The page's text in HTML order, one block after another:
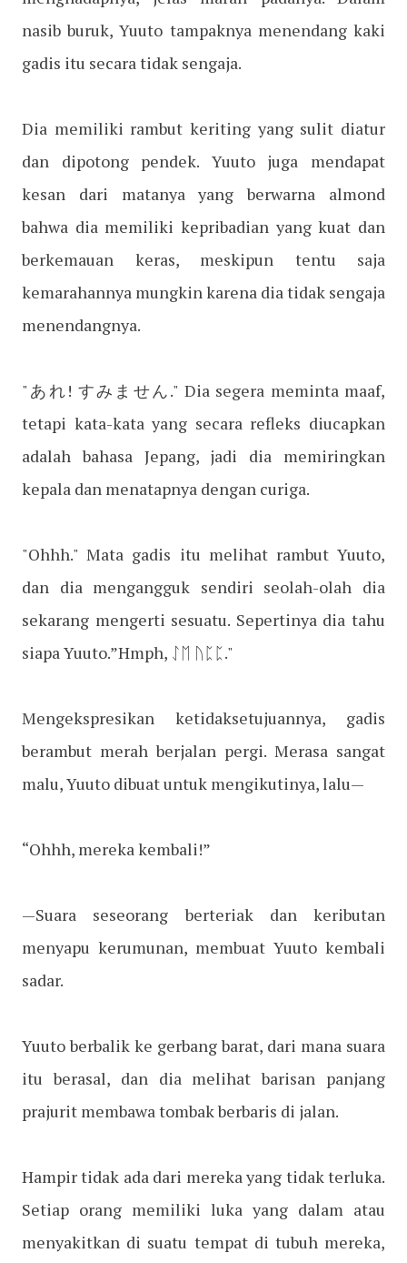
nasib buruk, Yuuto tampaknya menendang kaki
gadis itu secara tidak sengaja.
Dia memiliki rambut keriting yang sulit diatur
dan dipotong pendek. Yuuto juga mendapat
kesan dari matanya yang berwarna almond
bahwa dia memiliki kepribadian yang kuat dan
berkemauan keras, meskipun tentu saja
kemarahannya mungkin karena dia tidak sengaja
menendangnya.
"あれ! すみません." Dia segera meminta maaf,
tetapi kata-kata yang secara refleks diucapkan
adalah bahasa Jepang, jadi dia memiringkan
kepala dan menatapnya dengan curiga.
"Ohhh." Mata gadis itu melihat rambut Yuuto,
dan dia mengangguk sendiri seolah-olah dia
sekarang mengerti sesuatu. Sepertinya dia tahu
siapa Yuuto.”Hmph, ᛇᛖ ᚢᛈᛈ."
Mengekspresikan ketidaksetujuannya, gadis
berambut merah berjalan pergi. Merasa sangat
malu, Yuuto dibuat untuk mengikutinya, lalu—
“Ohhh, mereka kembali!”
—Suara seseorang berteriak dan keributan
menyapu kerumunan, membuat Yuuto kembali
sadar.
Yuuto berbalik ke gerbang barat, dari mana suara
itu berasal, dan dia melihat barisan panjang
prajurit membawa tombak berbaris di jalan.
Hampir tidak ada dari mereka yang tidak terluka.
Setiap orang memiliki luka yang dalam atau
menyakitkan di suatu tempat di tubuh mereka,